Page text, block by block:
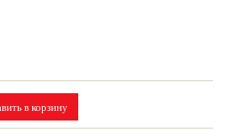
в корзину